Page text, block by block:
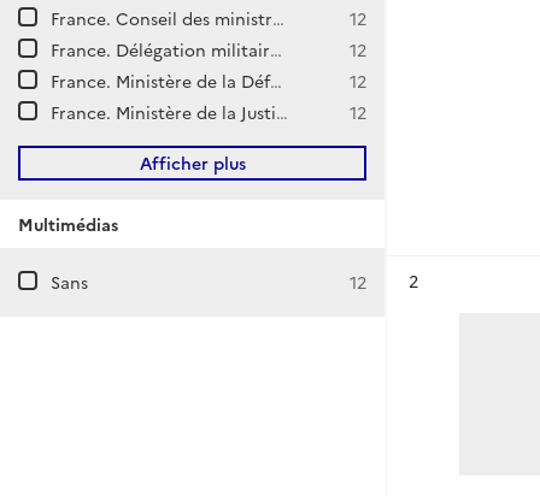
France. Conseil des ministres. Cabinet du président. Philippe Pétain.
12
France. Délégation militaire française en Union soviétique.
12
France. Ministère de la Défense nationale. État-major général de la Défense nationale.
12
France. Ministère de la Justice. Haute Cour de Justice.
12
Afficher plus
Multimédias
Sans 12 2